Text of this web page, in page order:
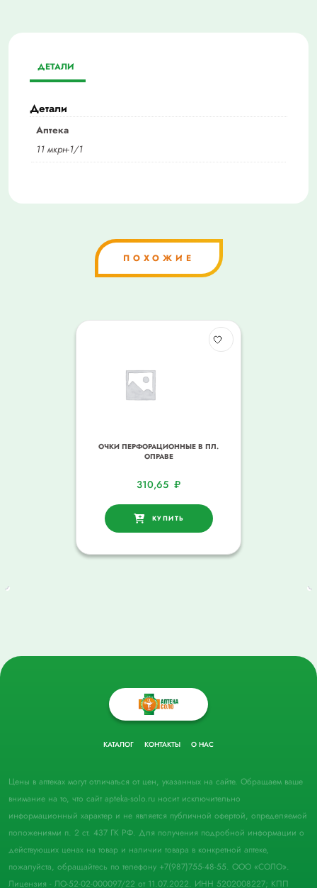
ДЕТАЛИ
Детали
Аптека
11 мкрн-1/1
ПОХОЖИЕ
ОЧКИ ПЕРФОРАЦИОННЫЕ В ПЛ.
ОПРАВЕ
310,65 ₽
КУПИТЬ
КАТАЛОГ КОНТАКТЫ О НАС
Цены в аптеках могут отличаться от цен, указанных на сайте. Обращаем ваше
внимание на то, что сайт apteka-solo.ru носит исключительно
информационный характер и не является публичной офертой, определяемой
положениями п. 2 ст. 437 ГК РФ. Для получения подробной информации о
действующих ценах на товар и наличии товара в конкретной аптеке,
пожалуйста, обращайтесь по телефону +7(987)755-48-55. ООО «СОЛО».
Лицензия - ЛО-52-02-000097/22 от 11.07.2022. ИНН 5202008227; КПП